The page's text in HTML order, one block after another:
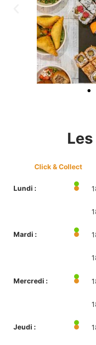
Click & Collect
Lundi :
Mardi :
Mercredi :
Jeudi :